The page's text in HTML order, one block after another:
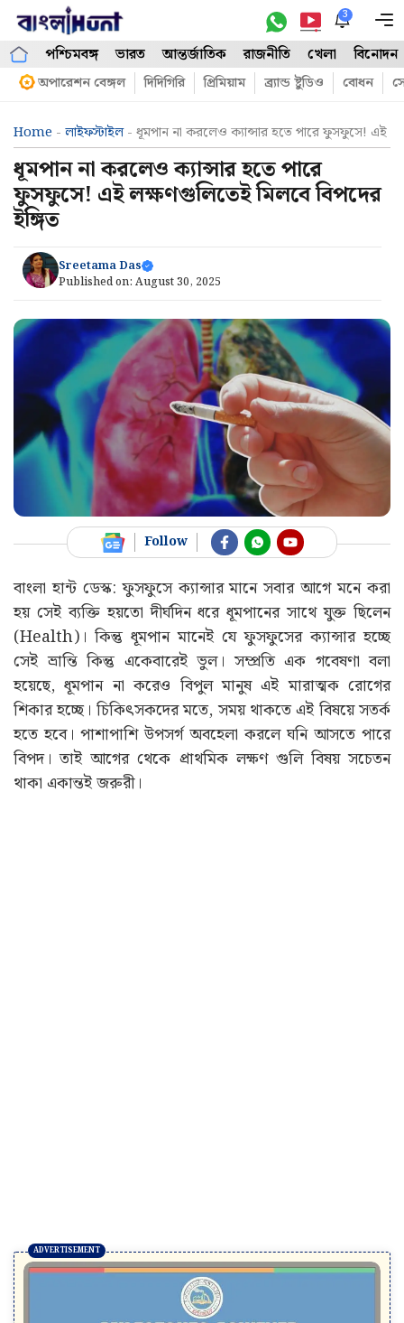
Skip
content
3
পশ্চিমবঙ্গ ভারত আন্তর্জাতিক রাজনীতি খেলা বিনোদন
অপারেশন বেঙ্গল দিদিগিরি প্রিমিয়াম ব্র্যান্ড ষ্টুডিও বোধন
Home - লাইফস্টাইল- ধূমপান না করলেও ক্যান্সার হতে পারে ফুসফুসে! এই
ধূমপান না করলেও ক্যান্সার হতে পারে
ফুসফুসে! এই লক্ষণগুলিতেই মিলবে বিপদের
ইঙ্গিত
Sreetama Das
Published on: August 30, 2025
Follow
বাংলা হান্ট ডেস্ক: ফুসফুসে ক্যান্সার মানে সবার আগে মনে করা
হয় সেই ব্যক্তি হয়তো দীর্ঘদিন ধরে ধূমপানের সাথে যুক্ত ছিলেন
(Health)। কিন্তু ধূমপান মানেই যে ফুসফুসের ক্যান্সার হচ্ছে
সেই ভ্রান্তি কিন্তু একেবারেই ভুল। সম্প্রতি এক গবেষণা বলা
হয়েছে, ধূমপান না করেও বিপুল মানুষ এই মারাত্মক রোগের
শিকার হচ্ছে। চিকিৎসকদের মতে, সময় থাকতে এই বিষয়ে সতর্ক
হতে হবে। পাশাপাশি উপসর্গ অবহেলা করলে ঘনি আসতে পারে
বিপদ। তাই আগের থেকে প্রাথমিক লক্ষণ গুলি বিষয় সচেতন
থাকা একান্তই জরুরী।